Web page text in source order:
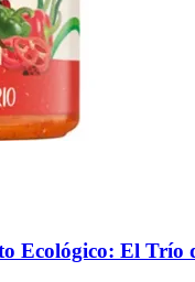
Ecológico: El Trío